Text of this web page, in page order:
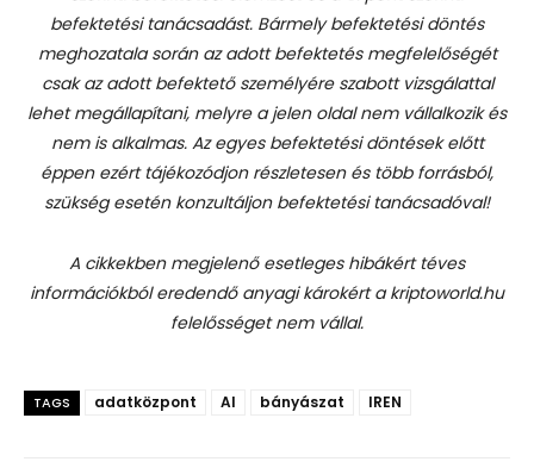
befektetési tanácsadást. Bármely befektetési döntés
meghozatala során az adott befektetés megfelelőségét
csak az adott befektető személyére szabott vizsgálattal
lehet megállapítani, melyre a jelen oldal nem vállalkozik és
nem is alkalmas. Az egyes befektetési döntések előtt
éppen ezért tájékozódjon részletesen és több forrásból,
szükség esetén konzultáljon befektetési tanácsadóval!
A cikkekben megjelenő esetleges hibákért téves
információkból eredendő anyagi károkért a kriptoworld.hu
felelősséget nem vállal.
TAGS adatközpont AI bányászat IREN